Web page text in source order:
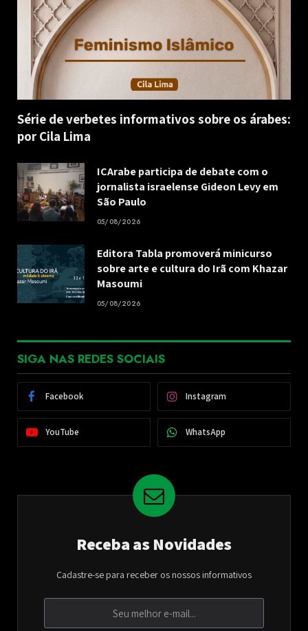
Série de verbetes informativos sobre os árabes:
por Cila Lima
ICArabe participa de debate com o
jornalista israelense Gideon Levy em
São Paulo
05/08/2026
Editora Tabla promoverá minicurso
sobre arte e cultura do Irã com Khazar
Masoumi
05/08/2026
SIGA NAS REDES SOCIAIS
Facebook Instagram
YouTube WhatsApp
Receba as Novidades
Cadastre-se para receber os nossos informativos